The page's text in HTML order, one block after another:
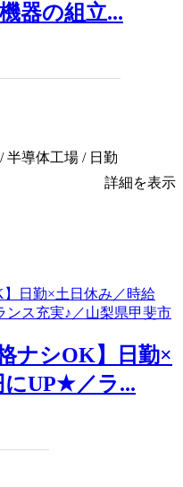
器の組立...
半導体工場 / 日勤
詳細を表示
ナシOK】日勤×
にUP★／ラ...